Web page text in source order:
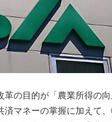
の目的が「農業所得の向
済マネーの掌握に加えて